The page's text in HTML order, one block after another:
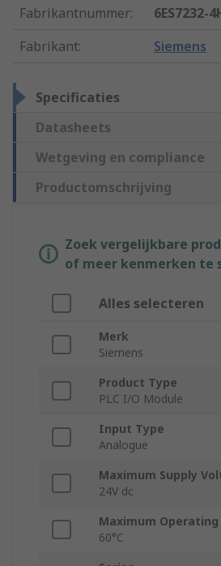
Fabrikantnummer:
6ES7232-
Fabrikant: Siemens
Specificaties
Datasheets
Wetgeving en compliance
Productomschrijving
Zoek vergelijkbare
of meer kenmerken te
Alles selecteren
Merk
Siemens
Product Type
PLC I/O Module
Input Type
Analogue
Maximum Supply
24V dc
Maximum
60°C